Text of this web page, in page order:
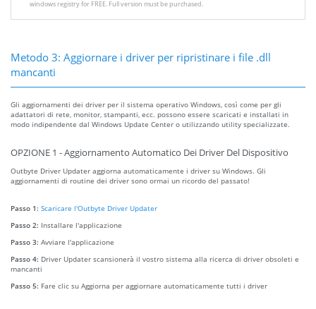
windows registry for FREE. Full version must be purchased.
Metodo 3: Aggiornare i driver per ripristinare i file .dll
mancanti
Gli aggiornamenti dei driver per il sistema operativo Windows, così come per gli
adattatori di rete, monitor, stampanti, ecc. possono essere scaricati e installati in
modo indipendente dal Windows Update Center o utilizzando utility specializzate.
OPZIONE 1 - Aggiornamento Automatico Dei Driver Del Dispositivo
Outbyte Driver Updater aggiorna automaticamente i driver su Windows. Gli
aggiornamenti di routine dei driver sono ormai un ricordo del passato!
Passo 1: Scaricare l'Outbyte Driver Updater
Passo 2: Installare l'applicazione
Passo 3: Avviare l'applicazione
Passo 4: Driver Updater scansionerà il vostro sistema alla ricerca di driver obsoleti e
mancanti
Passo 5: Fare clic su Aggiorna per aggiornare automaticamente tutti i driver